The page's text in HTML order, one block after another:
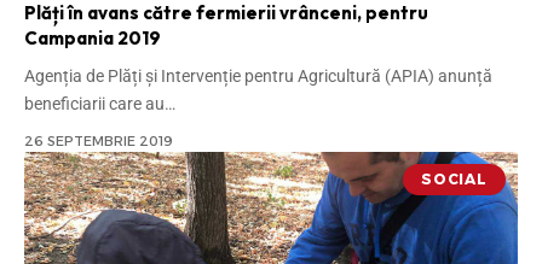
Plăți în avans către fermierii vrânceni, pentru
Campania 2019
Agenția de Plăți și Intervenție pentru Agricultură (APIA) anunță
beneficiarii care au…
26 SEPTEMBRIE 2019
SOCIAL